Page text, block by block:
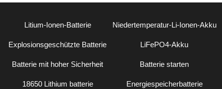
Litium-Ionen-Batterie Niedertemperatur-Li-Ionen-Akku
Explosionsgeschützte Batterie LiFePO4-Akku
Batterie mit hoher Sicherheit Batterie starten
18650 Lithium batterie Energiespeicherbatterie